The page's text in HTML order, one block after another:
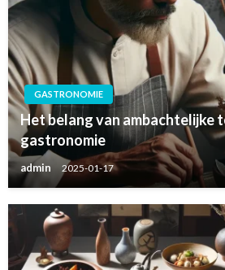
GASTRONOMIE
Het belang van ambachtelijke
gastronomie
admin 2025-01-17